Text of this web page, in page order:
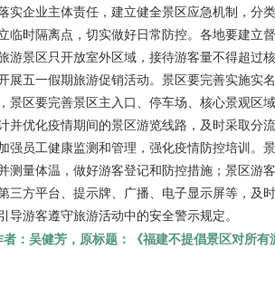
实企业主体责任，建立健全景区应急机制，
临时隔离点，切实做好日常防控。各地要建立
游景区只开放室外区域，接待游客量不得超过
展五一假期旅游促销活动。景区要完善实施实
景区要完善景区主入口、停车场、核心景观区
并优化疫情期间的景区游览线路，及时采取分
强员工健康监测和管理，强化疫情防控培训
测量体温，做好游客登记和防控措施；景区游
三方平台、提示牌、广播、电子显示屏等，及
导游客遵守旅游活动中的安全警示规定。
者：吴健芳，原标题： 《福建不提倡景区对所有